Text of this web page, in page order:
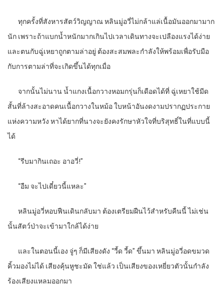
ทุกครั้งที่สังหารสัตว์วิญญาณ หลินมู่อวี่ไม่กล้าแล่เนื้อมันออกมามาก
นัก เพราะถ้าแบกน้ำหนักมากเกินไปเวลาเดินทางจะเปลืองแรงได้ง่าย
และตนกับฉู่เหยาถูกตามล่าอยู่ ต้องสะสมพละกำลังให้พร้อมเพื่อรับมือ
กับการตามล่าที่จะเกิดขึ้นได้ทุกเมื่อ
จากนั้นไม่นาน น้ำแกงเนื้อกวางหอมกรุ่นก็เดือดได้ที่ ฉู่เหยาใช้มีด
สั้นที่ล้างสะอาดคนเนื้อกวางในหม้อ ใบหน้าอันงดงามปรากฏประกาย
แห่งความหวัง หาได้ยากที่นางจะยังคงรักษาหัวใจที่บริสุทธิ์ในที่แบบนี้
ได้
“รีบมากินเถอะ อาอวี่!”
“อืม จะไปเดี๋ยวนี้แหละ”
หลินมู่อวี่หอบฟืนเดินกลับมา ต้องเตรียมฝืนไว้สำหรับคืนนี้ ไม่เช่น
นั้นสัตว์ป่าจะเข้ามาใกล้ได้ง่าย
และในตอนนี้เอง จู่ๆ ก็มีเสียงดัง “วี้ด วี้ด” ขึ้นมา หลินมู่อวี่อดขมวด
คิ้วมองไม่ได้ เสียงคุ้นหูชะมัด ใช่แล้ว เป็นเสียงของเหยี่ยวตัวนั้นกำลัง
ร้องเสียงแหลมออกมา